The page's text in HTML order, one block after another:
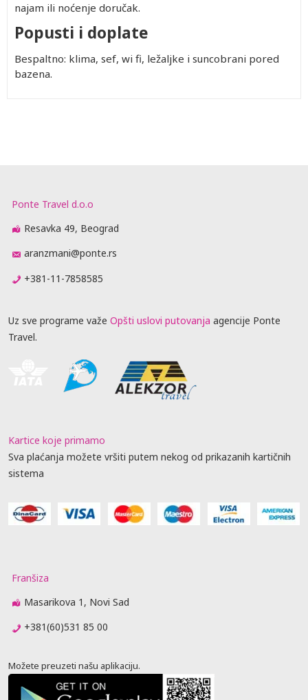
najam ili noćenje doručak.
Popusti i doplate
Bespaltno: klima, sef, wi fi, ležaljke i suncobrani pored
bazena.
Ponte Travel d.o.o
Resavka 49, Beograd
aranzmani@ponte.rs
+381-11-7858585
Uz sve programe važe Opšti uslovi putovanja agencije Ponte
Travel.
Kartice koje primamo
Sva plaćanja možete vršiti putem nekog od prikazanih kartičnih
sistema
Franšiza
Masarikova 1, Novi Sad
+381(60)531 85 00
Možete preuzeti našu aplikaciju.